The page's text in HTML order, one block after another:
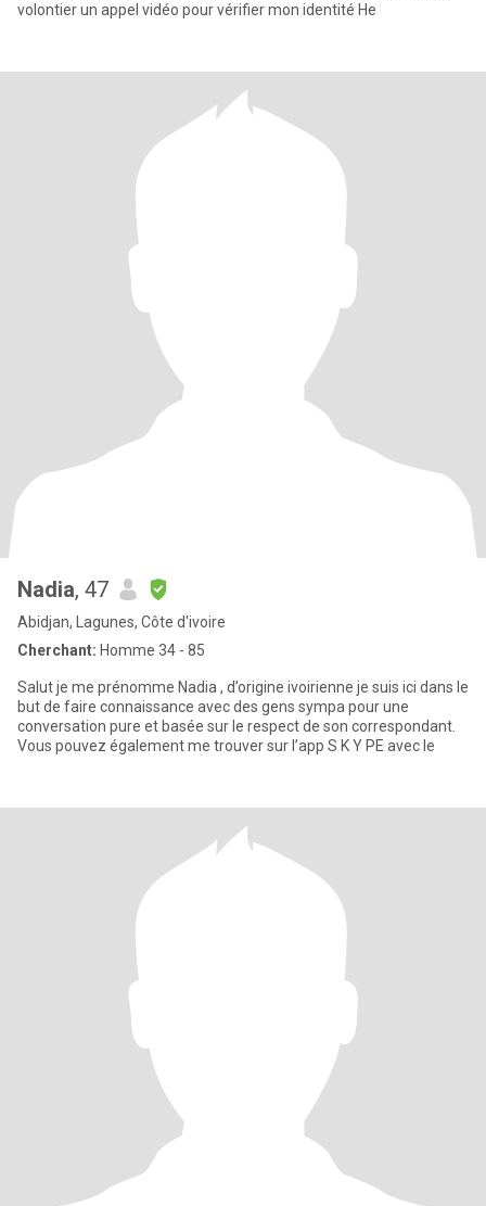
volontier un appel vidéo pour vérifier mon identité He
Nadia, 47
Abidjan, Lagunes, Côte d'ivoire
Cherchant: Homme 34 - 85
Salut je me prénomme Nadia , d’origine ivoirienne je suis ici dans le
but de faire connaissance avec des gens sympa pour une
conversation pure et basée sur le respect de son correspondant.
Vous pouvez également me trouver sur l’app S K Y PE avec le